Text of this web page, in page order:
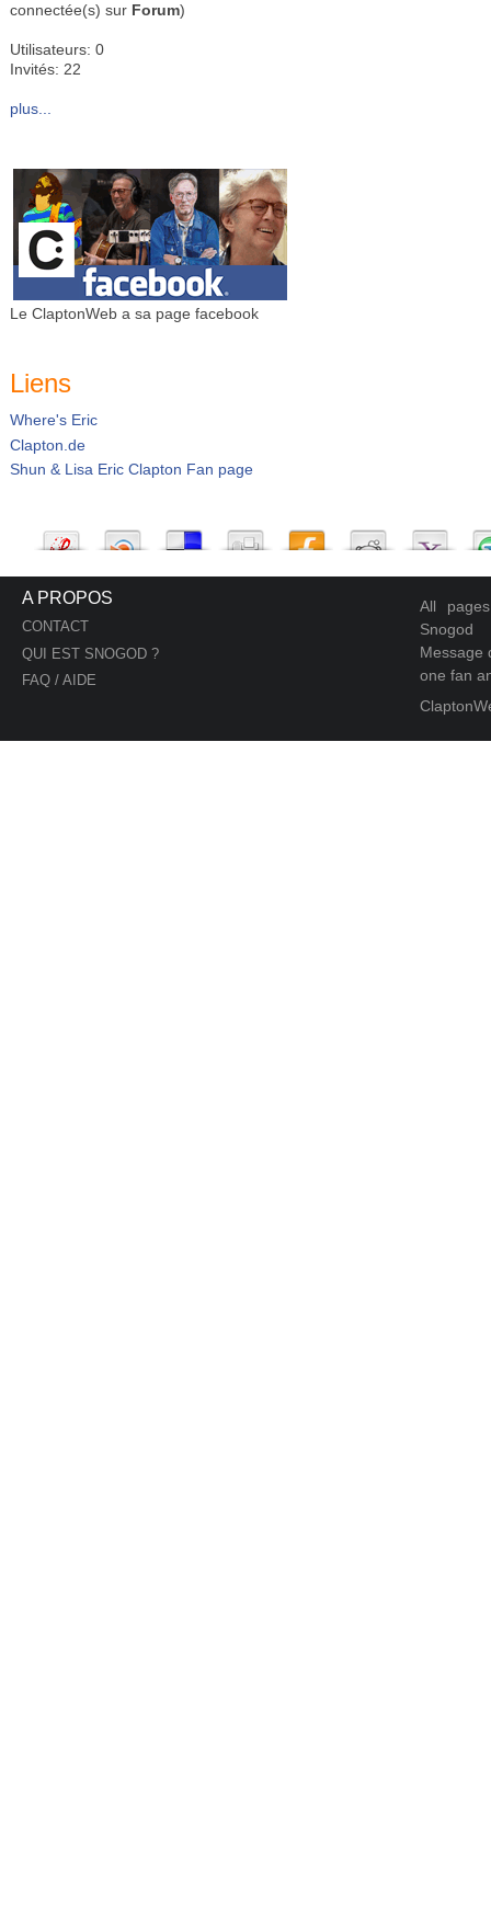
connectée(s) sur Forum)
Utilisateurs: 0
Invités: 22
plus...
Le ClaptonWeb a sa page facebook
Liens
Where's Eric
Clapton.de
Shun & Lisa Eric Clapton Fan page
A PROPOS
CONTACT
QUI EST SNOGOD ?
FAQ / AIDE
All
Snogod
Message
one fan